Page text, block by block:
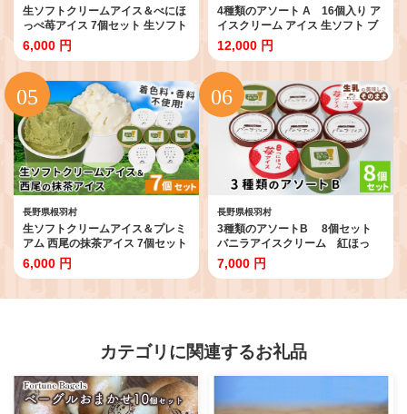
生ソフトクリームアイス＆べにほ
っぺ苺アイス 7個セット 生ソフト
クリームアイス 紅ほっぺ いち
ご アイスクリーム ソフトクリ
ーム スイーツ デザート 根羽村
ネバーランド 6000円
6,000 円
4種類のアソート A 16個入り ア
イスクリーム アイス 生ソフト ブ
ルーベリー 稲武 紅ほっぺ 苺 いち
ご 紅ほっぺいちご 西尾抹茶 抹茶
牛乳 アイス ミルク 根羽村 ネバー
ランド 12000円
12,000 円
長野県根羽村
生ソフトクリームアイス＆プレミ
アム 西尾の抹茶アイス 7個セット
生ソフトクリームアイス ミルクア
イス 牛乳アイス 西尾 抹茶 根羽村
6,000 円
長野県根羽村
3種類のアソートB 8個セット
バニラアイスクリーム 紅ほっ
ぺ 西尾の抹茶 いちご アイス
クリーム ソフトクリーム スイ
ンド 7000円
7,000 円
カテゴリに関連するお礼品